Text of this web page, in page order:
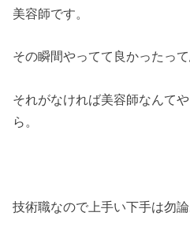
美容師です。
その瞬間やってて良かったって
それがなければ美容師なんて
ら。
技術職なので上手い下手は勿論